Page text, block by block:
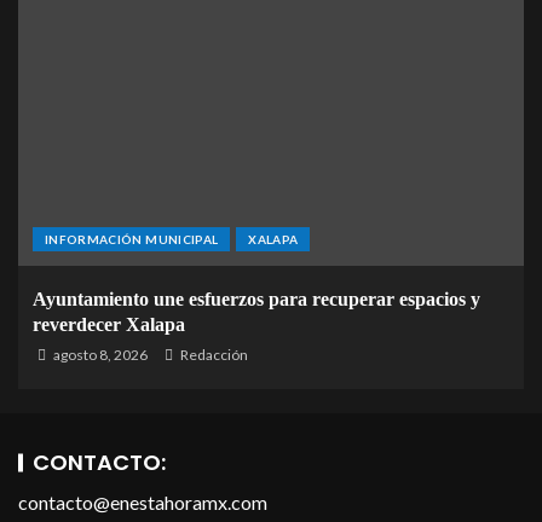
INFORMACIÓN MUNICIPAL XALAPA
Ayuntamiento une esfuerzos para recuperar espacios y
reverdecer Xalapa
agosto 8, 2026 Redacción
CONTACTO:
contacto@enestahoramx.com